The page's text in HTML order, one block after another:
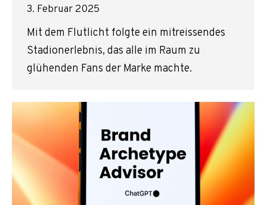
3. Februar 2025
Mit dem Flutlicht folgte ein mitreissendes
Stadionerlebnis, das alle im Raum zu
glühenden Fans der Marke machte.